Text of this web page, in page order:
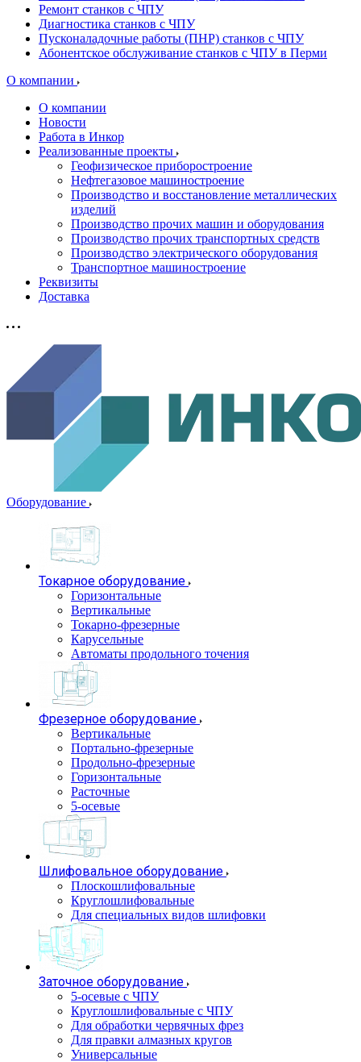
Ремонт станков с ЧПУ
Диагностика станков с ЧПУ
Пусконаладочные работы (ПНР) станков с ЧПУ
Абонентское обслуживание станков с ЧПУ в Перми
О компании
О компании
Новости
Работа в Инкор
Реализованные проекты
Геофизическое приборостроение
Нефтегазовое машиностроение
Производство и восстановление металлических
изделий
Производство прочих машин и оборудования
Производство прочих транспортных средств
Производство электрического оборудования
Транспортное машиностроение
Реквизиты
Доставка
Оборудование
Токарное оборудование
Горизонтальные
Вертикальные
Токарно-фрезерные
Карусельные
Автоматы продольного точения
Фрезерное оборудование
Вертикальные
Портально-фрезерные
Продольно-фрезерные
Горизонтальные
Расточные
5-осевые
Шлифовальное оборудование
Плоскошлифовальные
Круглошлифовальные
Для специальных видов шлифовки
Заточное оборудование
5-осевые с ЧПУ
Круглошлифовальные с ЧПУ
Для обработки червячных фрез
Для правки алмазных кругов
Универсальные